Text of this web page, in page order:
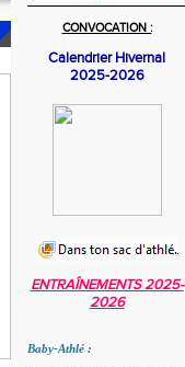
CONVOCATION :
Calendrier Hivernal
2025-2026
ENTRAÎNEMENTS 2025-
2026
Baby-Athlé :